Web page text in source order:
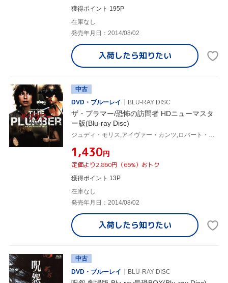
獲得ポイント 195P
在庫なし
発売年月日：2014/08/02
入荷したら知りたい
中古
DVD・ブルーレイ
BLU-RAY DISC
ザ・プラマー/恐怖の訪問者 HDニューマスタ
ー版(Blu-ray Disc)
ジュディ・モリス,アイヴァー・カンツ,ロバート・コールビー,ピーター・ウィアー(監督、脚本),ジェリー・トーランド(音楽),ロリー・オドノヒュー(音楽)
¥1,430円
定価より2,860円（66%）おトク
獲得ポイント 13P
在庫なし
発売年月日：2014/08/02
入荷したら知りたい
中古
DVD・ブルーレイ
BLU-RAY DISC